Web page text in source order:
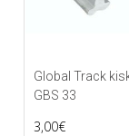
Global Track
GBS 33
3,00€